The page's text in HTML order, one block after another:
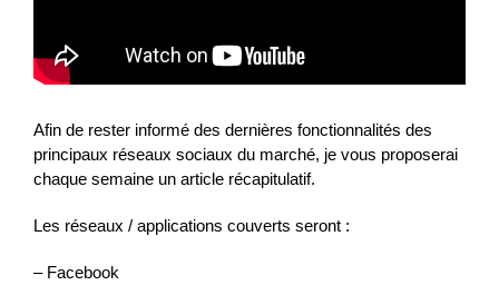
Afin de rester informé des dernières fonctionnalités des
principaux réseaux sociaux du marché, je vous proposerai
chaque semaine un article récapitulatif.
Les réseaux / applications couverts seront :
– Facebook